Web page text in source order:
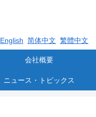
English 简体中文 繁體中文
会社概要
ニュース・トピックス